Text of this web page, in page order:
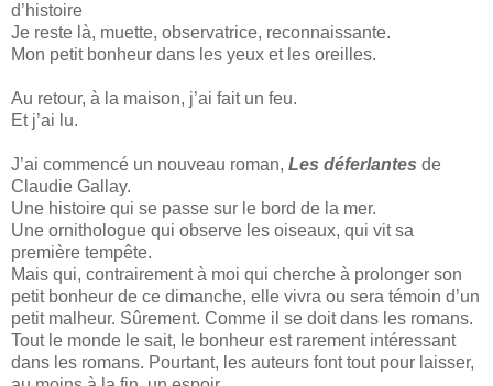
d’histoire
Je reste là, muette, observatrice, reconnaissante.
Mon petit bonheur dans les yeux et les oreilles.
Au retour, à la maison, j’ai fait un feu.
Et j’ai lu.
J’ai commencé un nouveau roman, Les déferlantes de
Claudie Gallay.
Une histoire qui se passe sur le bord de la mer.
Une ornithologue qui observe les oiseaux, qui vit sa
première tempête.
Mais qui, contrairement à moi qui cherche à prolonger son
petit bonheur de ce dimanche, elle vivra ou sera témoin d’un
petit malheur. Sûrement. Comme il se doit dans les romans.
Tout le monde le sait, le bonheur est rarement intéressant
dans les romans. Pourtant, les auteurs font tout pour laisser,